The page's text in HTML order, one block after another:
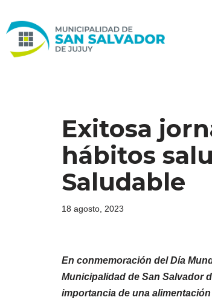
Ir
al
Exitosa
hábitos
Saludable
18 agosto, 2023
En conmemoración del Día
Municipalidad de San Salvador
importancia de una